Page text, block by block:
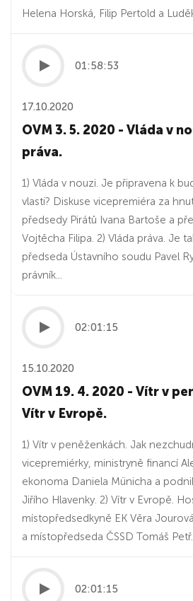
Helena Horská, Filip Pertold a
01:58:53
17.10.2020
OVM 3. 5. 2020 - Vláda v
práva.
1) Vláda v nouzi. Je připravena k
vlasti? Diskuse vicepremiéra za
předsedy Pirátů Ivana Bartoše a
Vojtěcha Filipa. 2) Vláda práva. Je
předseda Ústavního soudu Pavel
právník...
02:01:15
15.10.2020
OVM 19. 4. 2020 - Vítr v
Vítr v Evropě.
1) Vítr v peněženkách. Jak
vicepremiérky, ministryně financí
ekonoma Daniela Münicha a
Jiřího Hlavenky. 2) Vítr v Evropě.
místopředsedkyně EK Věra
a místopředseda ČSSD Tomáš
02:01:15